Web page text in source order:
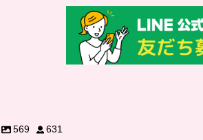
569
631